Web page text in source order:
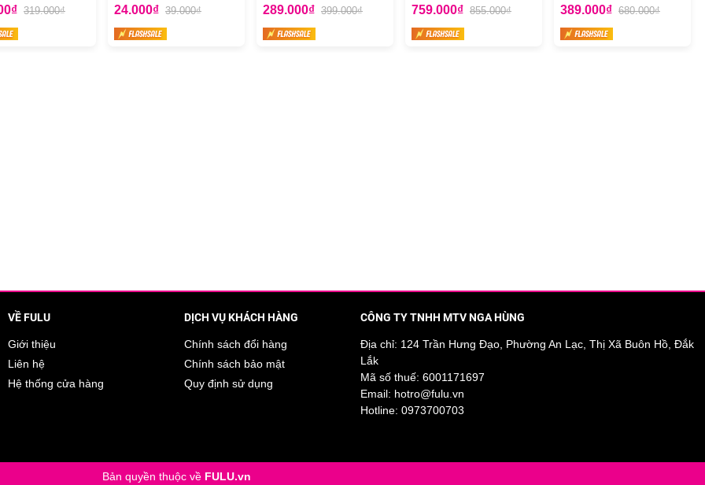
Tone Up
319.000₫ 24.000₫ 39.000₫
Glycolic Bright Anti Dark
Spot Mờ Thâm Nám
50ml
289.000₫ 399.000₫
Candid B5 CICA Repair
& Soothing Cream
759.000₫ 855.000₫
Ẩm Và Phục Hồi Da
50ml
389.000₫ 680.000₫
VỀ FULU
Giới thiệu
Liên hệ
Hệ thống cửa hàng
DỊCH VỤ KHÁCH HÀNG
Chính sách đổi hàng
Chính sách bảo mật
Quy định sử dụng
CÔNG TY TNHH MTV NGA HÙNG
Địa chỉ: 124 Trần Hưng Đạo, Phường An Lạc, Thị Xã Buôn Hồ, Đắk
Lắk
Mã số thuế: 6001171697
Email: hotro@fulu.vn
Hotline: 0973700703
Bản quyền thuộc về FULU.vn